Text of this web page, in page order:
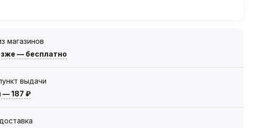
магазинов
— бесплатно
выдачи
—187 ₽